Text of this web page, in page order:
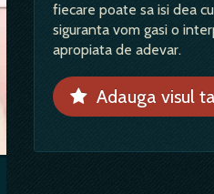
fiecare poate sa isi dea
siguranta vom gasi o
apropiata de adevar.
Adauga visul